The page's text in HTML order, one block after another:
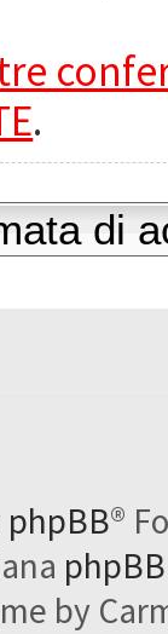
.
di
phpBB®
by